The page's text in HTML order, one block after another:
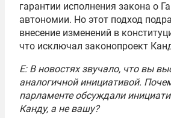
гарантии исполнения закона о
автономии. Но этот подход
внесение изменений в
что исключал законопроект
Е: В новостях звучало, что вы
аналогичной инициативой.
парламенте обсуждали
Канду, а не вашу?